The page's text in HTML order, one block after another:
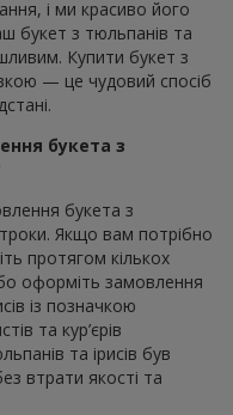
і ми красиво його
букет з тюльпанів та
Купити букет з
— це чудовий спосіб
букета з
букета з
Якщо вам потрібно
протягом кількох
оформіть замовлення
із позначкою
та кур’єрів
та ірисів був
втрати якості та